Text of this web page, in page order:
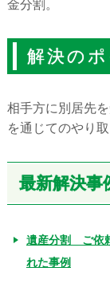
金分割。
解決のポ
相手方に別居先
を通じてのやり
最新解決事
遺産分割 ご依
れた事例